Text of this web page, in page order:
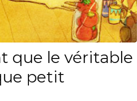
que le véritable
petit